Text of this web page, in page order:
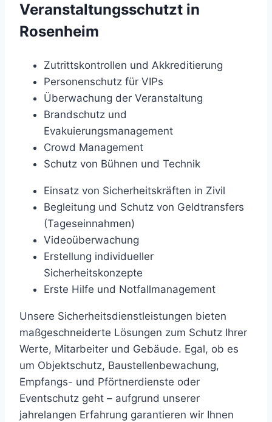
Veranstaltungsschutzt in
Rosenheim
Zutrittskontrollen und Akkreditierung
Personenschutz für VIPs
Überwachung der Veranstaltung
Brandschutz und
Evakuierungsmanagement
Crowd Management
Schutz von Bühnen und Technik
Einsatz von Sicherheitskräften in Zivil
Begleitung und Schutz von Geldtransfers
(Tageseinnahmen)
Videoüberwachung
Erstellung individueller
Sicherheitskonzepte
Erste Hilfe und Notfallmanagement
Unsere Sicherheitsdienstleistungen bieten
maßgeschneiderte Lösungen zum Schutz Ihrer
Werte, Mitarbeiter und Gebäude. Egal, ob es
um Objektschutz, Baustellenbewachung,
Empfangs- und Pförtnerdienste oder
Eventschutz geht – aufgrund unserer
jahrelangen Erfahrung garantieren wir Ihnen